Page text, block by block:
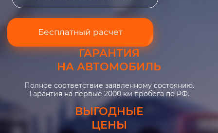
Бесплатный расчет
ГАРАНТИЯ
НА АВТОМОБИЛЬ
Полное соответствие заявленному состоянию.
Гарантия на первые 2000 км пробега по РФ.
ВЫГОДНЫЕ
ЦЕНЫ